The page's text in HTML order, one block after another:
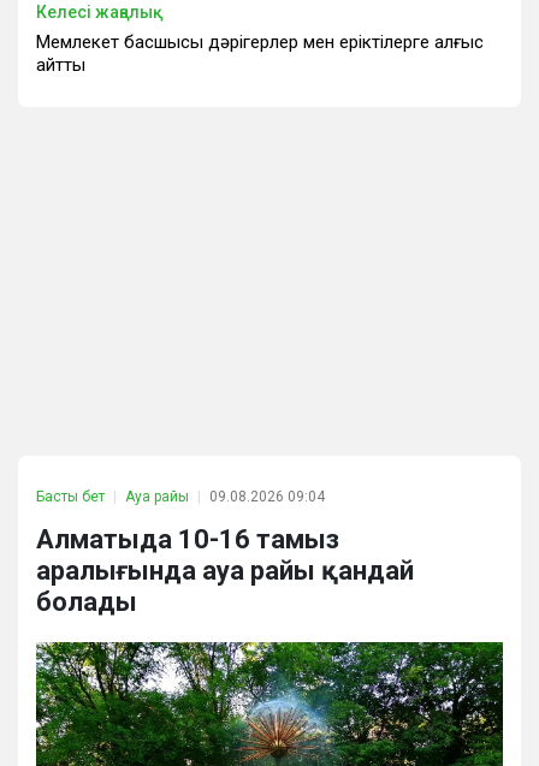
Келесі жаңалық
Мемлекет басшысы дәрігерлер мен еріктілерге алғыс
айтты
Басты бет Ауа райы 09.08.2026 09:04
Алматыда 10-16 тамыз
аралығында ауа райы қандай
болады